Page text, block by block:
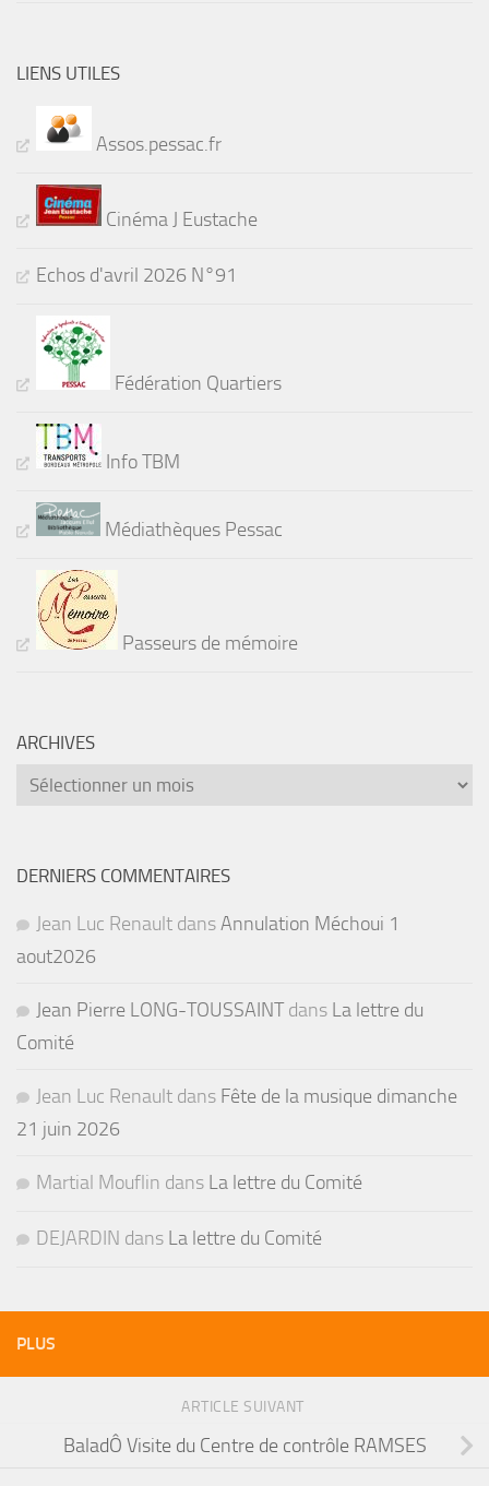
LIENS UTILES
Assos.pessac.fr
Cinéma J Eustache
Echos d'avril 2026 N°91
Fédération Quartiers
Info TBM
Médiathèques Pessac
Passeurs de mémoire
ARCHIVES
Archives
DERNIERS COMMENTAIRES
Jean Luc Renault dansAnnulation Méchoui 1
aout2026
Jean Pierre LONG-TOUSSAINTdans La lettre du
Comité
Jean Luc Renault dans Fête de la musique dimanche
21 juin 2026
Martial Mouflin dans La lettre du Comité
DEJARDIN dans La lettre du Comité
PLUS
ARTICLE SUIVANT
BaladÔ Visite du Centre de contrôle RAMSES